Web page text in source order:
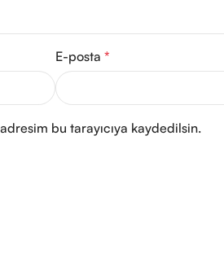
E-posta *
bu tarayıcıya kaydedilsin.